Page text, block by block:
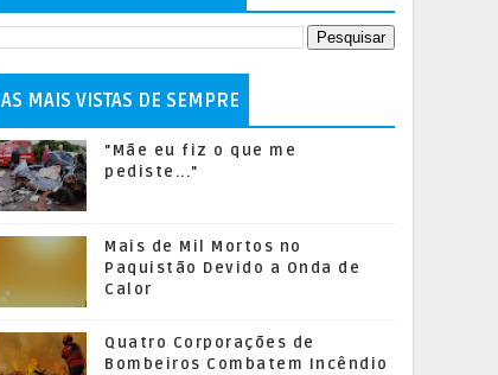
AS MAIS VISTAS DE SEMPRE
"Mãe eu fiz o que me
pediste..."
Mais de Mil Mortos no
Paquistão Devido a Onda de
Calor
Quatro Corporações de
Bombeiros Combatem Incêndio